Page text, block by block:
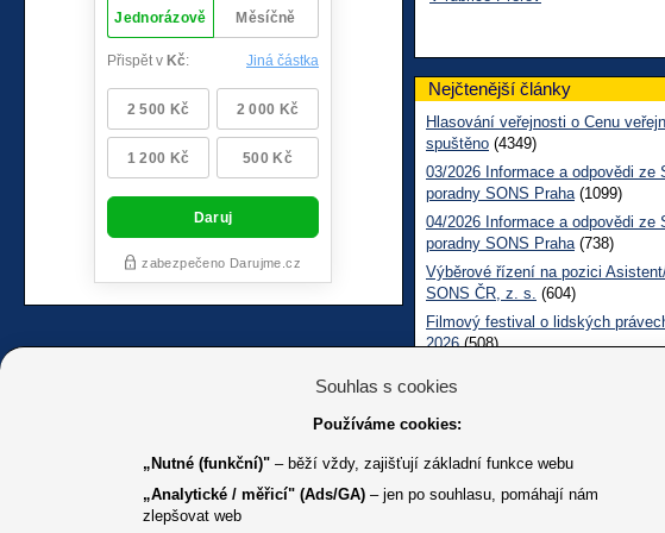
Nejčtenější články
Hlasování veřejnosti o Cenu
spuštěno (4349)
03/2026 Informace a odpovědi ze
poradny SONS Praha (1099)
04/2026 Informace a odpovědi ze
poradny SONS Praha (738)
Výběrové řízení na pozici
SONS ČR, z. s. (604)
Filmový festival o lidských
2026(508)
05/2026 Informace a odpovědi
Sociálně právní poradny SONS
Souhlas s cookies
Používáme cookies:
„Nutné (funkční)" – běží vždy, zajišťují základní funkce webu
„Analytické / měřicí" (Ads/GA) – jen po souhlasu, pomáhají nám
zlepšovat web